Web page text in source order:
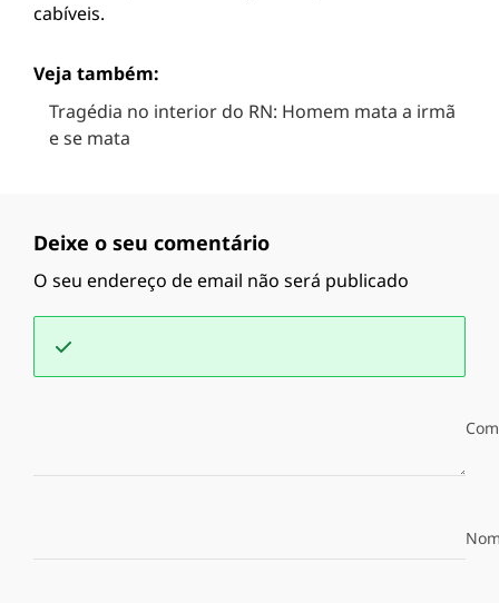
cabíveis.
Veja também:
Tragédia no interior do RN: Homem mata a irmã
e se mata
Deixe o seu comentário
O seu endereço de email não será publicado